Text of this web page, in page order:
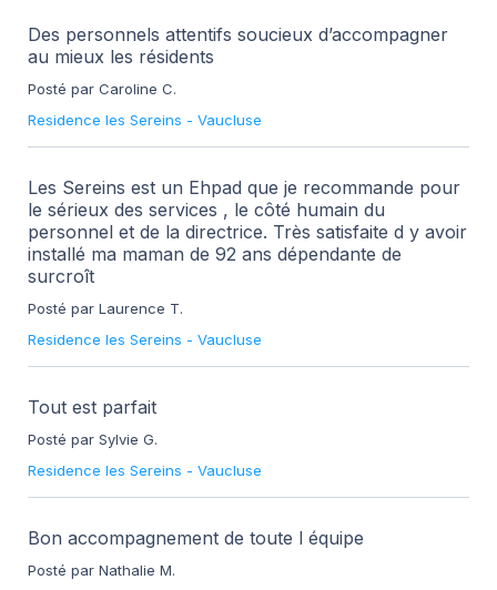
Des personnels attentifs soucieux d’accompagner
au mieux les résidents
Posté par Caroline C.
Residence les Sereins - Vaucluse
Les Sereins est un Ehpad que je recommande pour
le sérieux des services , le côté humain du
personnel et de la directrice. Très satisfaite d y avoir
installé ma maman de 92 ans dépendante de
surcroît
Posté par Laurence T.
Residence les Sereins - Vaucluse
Tout est parfait
Posté par Sylvie G.
Residence les Sereins - Vaucluse
Bon accompagnement de toute l équipe
Posté par Nathalie M.